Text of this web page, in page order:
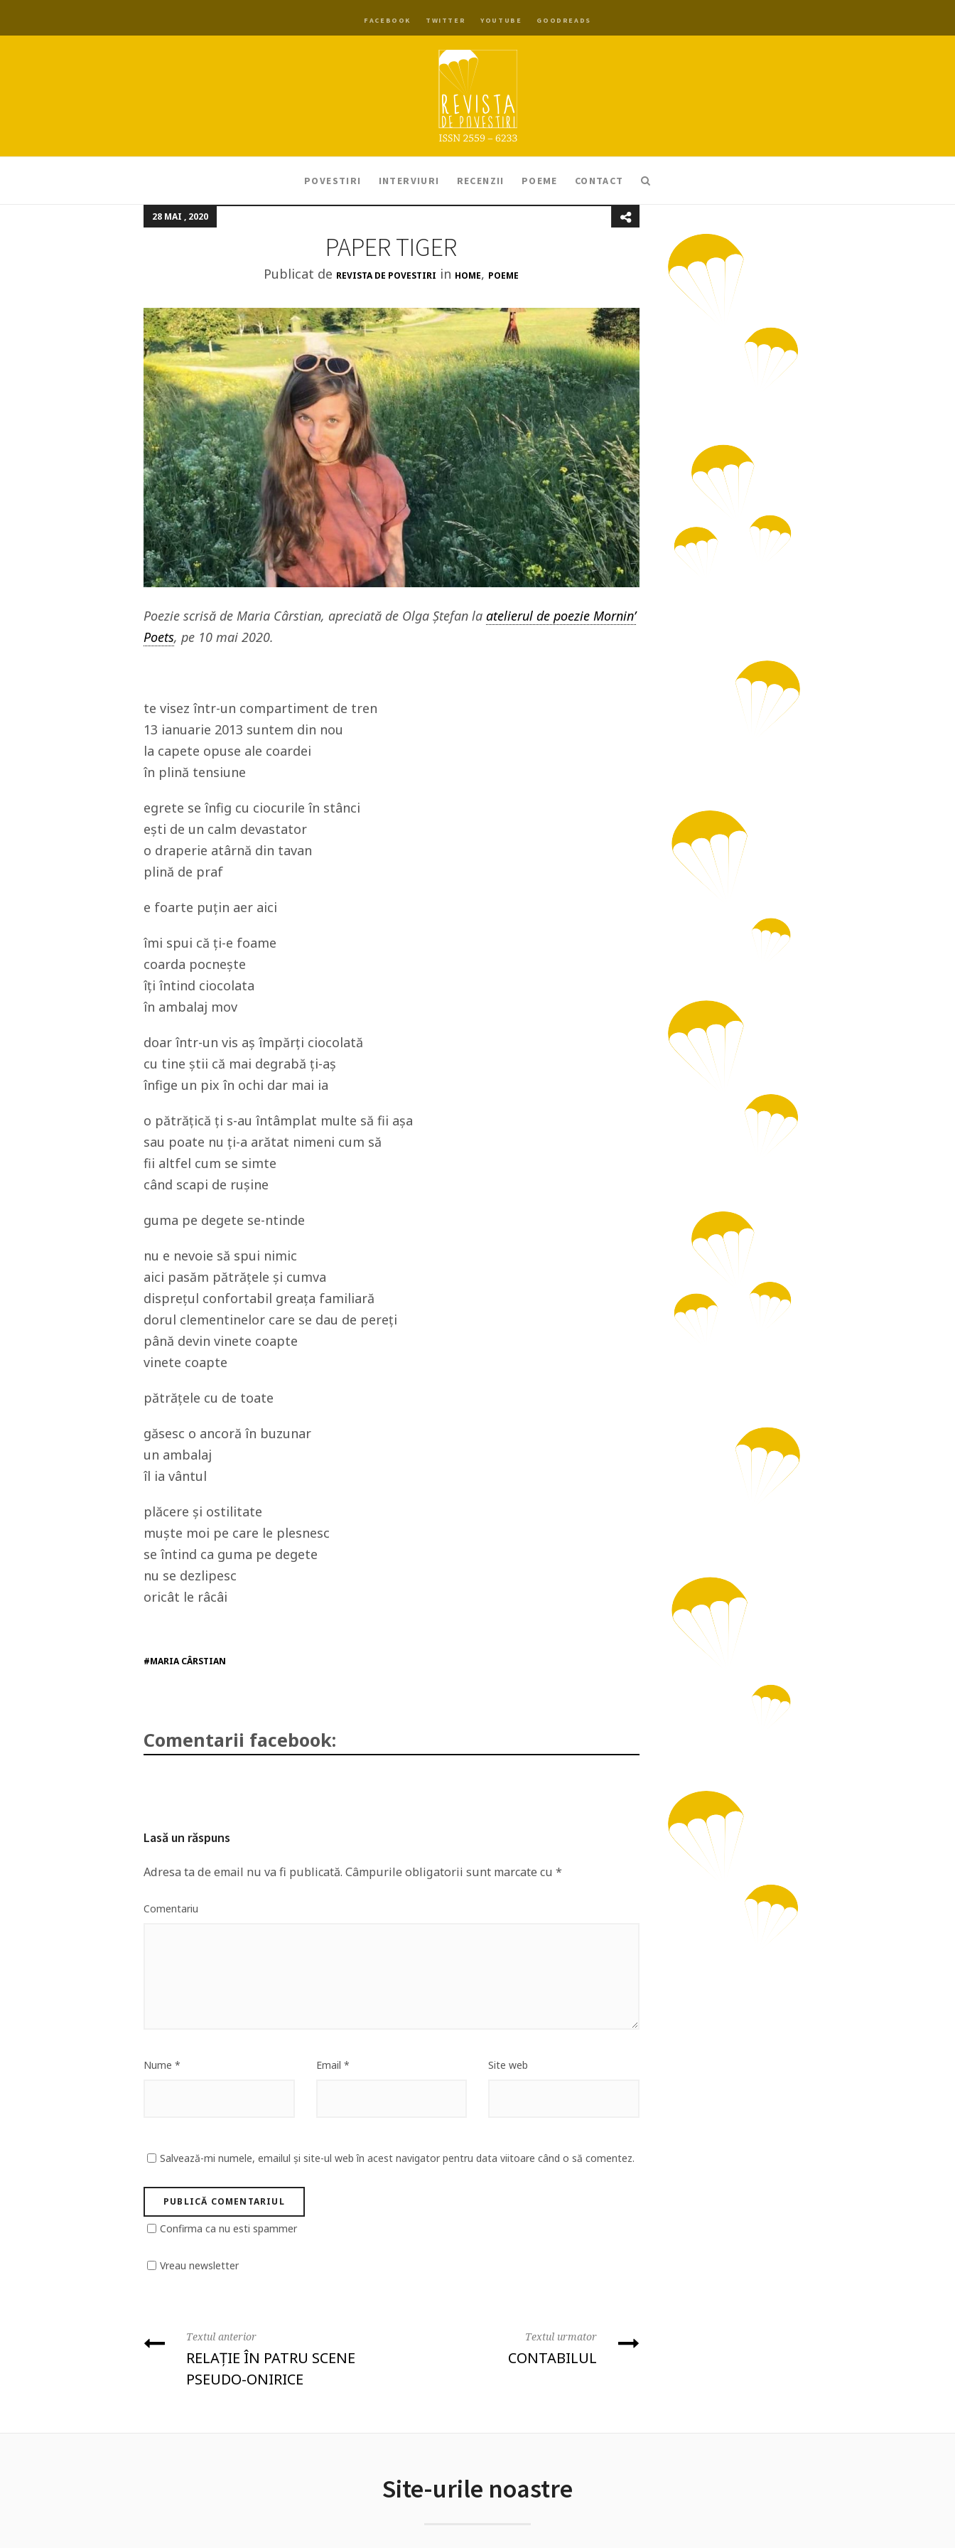
FACEBOOK TWITTER YOUTUBE GOODREADS
POVESTIRI INTERVIURI RECENZII POEME CONTACT
28 MAI , 2020
PAPER TIGER
Publicat de REVISTA DE POVESTIRI in HOME, POEME
Poezie scrisă de Maria Cârstian, apreciată de Olga Ștefan la atelierul de poezie Mornin’
Poets, pe 10 mai 2020.
te visez într-un compartiment de tren
13 ianuarie 2013 suntem din nou
la capete opuse ale coardei
în plină tensiune
egrete se înfig cu ciocurile în stânci
ești de un calm devastator
o draperie atârnă din tavan
plină de praf
e foarte puțin aer aici
îmi spui că ți-e foame
coarda pocnește
îți întind ciocolata
în ambalaj mov
doar într-un vis aș împărți ciocolată
cu tine știi că mai degrabă ți-aș
înfige un pix în ochi dar mai ia
o pătrățică ți s-au întâmplat multe să fii așa
sau poate nu ți-a arătat nimeni cum să
fii altfel cum se simte
când scapi de rușine
guma pe degete se-ntinde
nu e nevoie să spui nimic
aici pasăm pătrățele și cumva
disprețul confortabil greața familiară
dorul clementinelor care se dau de pereți
până devin vinete coapte
vinete coapte
pătrățele cu de toate
găsesc o ancoră în buzunar
un ambalaj
îl ia vântul
plăcere și ostilitate
muște moi pe care le plesnesc
se întind ca guma pe degete
nu se dezlipesc
oricât le râcâi
#MARIA CÂRSTIAN
Comentarii facebook:
Lasă un răspuns
Adresa ta de email nu va fi publicată. Câmpurile obligatorii sunt marcate cu *
Comentariu
Nume * Email * Site web
Salvează-mi numele, emailul și site-ul web în acest navigator pentru data viitoare când o să comentez.
Confirma ca nu esti spammer
Vreau newsletter
Textul anterior
RELAȚIE ÎN PATRU SCENE
PSEUDO-ONIRICE
Textul urmator
CONTABILUL
Site-urile noastre